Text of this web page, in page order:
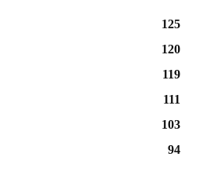
125
120
119
111
103
94